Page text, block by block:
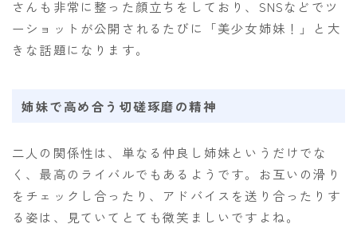
さんも非常に整った顔立ちをしており、SNSなどでツ
ーショットが公開されるたびに「美少女姉妹！」と大
きな話題になります。
姉妹で高め合う切磋琢磨の精神
二人の関係性は、単なる仲良し姉妹というだけでな
く、最高のライバルでもあるようです。お互いの滑り
をチェックし合ったり、アドバイスを送り合ったりす
る姿は、見ていてとても微笑ましいですよね。